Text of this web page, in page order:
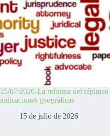
15/07/2026-La reforma del régimen
indicaciones geográficas
15 de julio de 2026